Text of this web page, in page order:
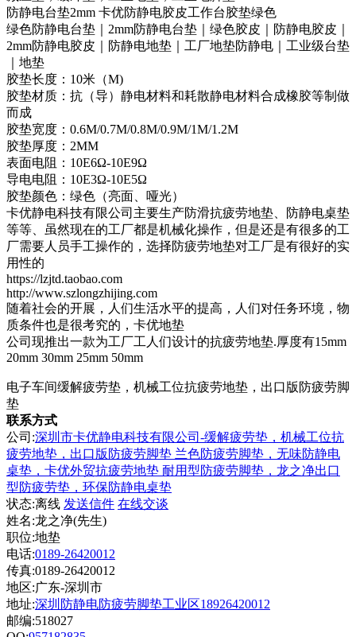
防静电台垫2mm 卡优防静电胶皮工作台胶垫绿色
绿色防静电台垫｜2mm防静电台垫｜绿色胶皮｜防静电胶皮｜
2mm防静电胶皮｜防静电地垫｜工厂地垫防静电｜工业级台垫
｜地垫
胶垫长度：10米（M)
胶垫材质：抗（导）静电材料和耗散静电材料合成橡胶等制做
而成
胶垫宽度：0.6M/0.7M/0.8M/0.9M/1M/1.2M
胶垫厚度：2MM
表面电阻：10E6Ω-10E9Ω
导电电阻：10E3Ω-10E5Ω
胶垫颜色：绿色（亮面、哑光）
卡优静电科技有限公司主要生产防滑抗疲劳地垫、防静电桌垫
等等、虽然现在的工厂都是机械化操作，但是还是有很多的工
厂需要人员手工操作的，选择防疲劳地垫对工厂是有很好的实
用性的
https://lzjtd.taobao.com
http://www.szlongzhijing.com
随着社会的开展，人们生活水平的提高，人们对任务环境，物
质条件也是很考究的，卡优地垫
公司现推出一款为工厂工人们设计的抗疲劳地垫.厚度有15mm
20mm 30mm 25mm 50mm
电子车间缓解疲劳垫，机械工位抗疲劳地垫，出口版防疲劳脚
垫
联系方式
公司:深圳市卡优静电科技有限公司-缓解疲劳垫，机械工位抗
疲劳地垫，出口版防疲劳脚垫 兰色防疲劳脚垫，无味防静电
桌垫，卡优外贸抗疲劳地垫 耐用型防疲劳脚垫，龙之净出口
型防疲劳垫，环保防静电桌垫
状态:离线 发送信件 在线交谈
姓名:龙之净(先生)
职位:地垫
电话:0189-26420012
传真:0189-26420012
地区:广东-深圳市
地址:深圳防静电防疲劳脚垫工业区18926420012
邮编:518027